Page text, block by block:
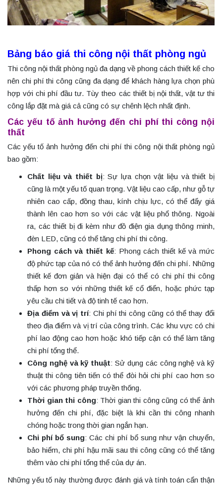
Bảng báo giá thi công nội thất phòng ngủ
Thi công nội thất phòng ngủ đa dạng về phong cách thiết kế cho
nên chi phí thi công cũng đa dạng để khách hàng lựa chọn phù
hợp với chi phí đầu tư. Tùy theo các thiết bị nội thất, vật tư thi
công lắp đặt mà giá cả cũng có sự chênh lệch nhất định.
Các yếu tố ảnh hưởng đến chi phí thi công nội
thất
Các yếu tố ảnh hưởng đến chi phí thi công nội thất phòng ngủ
bao gồm:
Chất liệu và thiết bị: Sự lựa chọn vật liệu và thiết bị
cũng là một yếu tố quan trọng. Vật liệu cao cấp, như gỗ tự
nhiên cao cấp, đồng thau, kính chịu lực, có thể đẩy giá
thành lên cao hơn so với các vật liệu phổ thông. Ngoài
ra, các thiết bị đi kèm như đồ điện gia dụng thông minh,
đèn LED, cũng có thể tăng chi phí thi công.
Phong cách và thiết kế: Phong cách thiết kế và mức
độ phức tạp của nó có thể ảnh hưởng đến chi phí. Những
thiết kế đơn giản và hiện đại có thể có chi phí thi công
thấp hơn so với những thiết kế cổ điển, hoặc phức tạp
yêu cầu chi tiết và độ tinh tế cao hơn.
Địa điểm và vị trí: Chi phí thi công cũng có thể thay đổi
theo địa điểm và vị trí của công trình. Các khu vực có chi
phí lao động cao hơn hoặc khó tiếp cận có thể làm tăng
chi phí tổng thể.
Công nghệ và kỹ thuật: Sử dụng các công nghệ và kỹ
thuật thi công tiên tiến có thể đòi hỏi chi phí cao hơn so
với các phương pháp truyền thống.
Thời gian thi công: Thời gian thi công cũng có thể ảnh
hưởng đến chi phí, đặc biệt là khi cần thi công nhanh
chóng hoặc trong thời gian ngắn hạn.
Chi phí bổ sung: Các chi phí bổ sung như vận chuyển,
bảo hiểm, chi phí hậu mãi sau thi công cũng có thể tăng
thêm vào chi phí tổng thể của dự án.
Những yếu tố này thường được đánh giá và tính toán cẩn thận